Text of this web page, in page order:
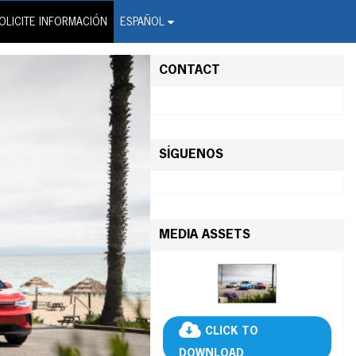
INFORMACIÓN ESPAÑOL
Wire Service
CONTACT
SÍGUENOS
MEDIA ASSETS
CLICK TO
DOWNLOAD